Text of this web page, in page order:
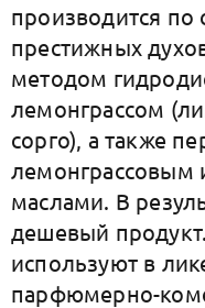
производится
престижных
методом
лемонграссом
сорго), а также
лемонграссовым
маслами. В
дешевый
используют в
парфюмерно-